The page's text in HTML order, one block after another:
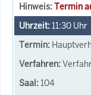
Termin
11:30 Uhr
104